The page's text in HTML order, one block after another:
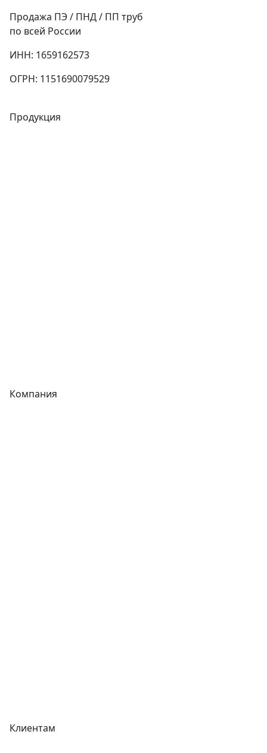
Продажа ПЭ / ПНД / ПП труб
по всей России
ИНН: 1659162573
ОГРН: 1151690079529
Продукция
Компания
Клиентам